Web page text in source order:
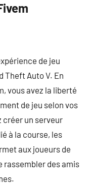
de jeu
Theft Auto V. En
vous avez la liberté
de jeu selon vos
créer un serveur
à la course, les
aux joueurs de
rassembler des amis